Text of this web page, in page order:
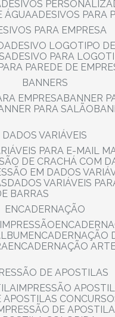
ADESIVOS
ÁGUA
ADESIVOS PARA
PARA EMPRESA
ADESIVO LOGOTIPO
ADESIVO PARA
PAREDE DE
BANNERS
EMPRESA BANNER
PARA SALÃO
DADOS VARIÁVEIS
PARA E-MAIL
DE CRACHÁ COM
EM DADOS
DADOS VARIÁVEIS
BARRAS
ENCADERNAÇÃO
ENCADERNAÇÃO
ENCADERNAÇÃO
DE APOSTILAS
IMPRESSÃO
APOSTILAS
DE